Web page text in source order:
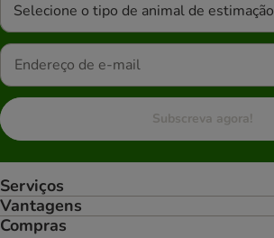
Selecione o tipo de animal de estimação
Subscreva agora!
Serviços
Vantagens
Compras